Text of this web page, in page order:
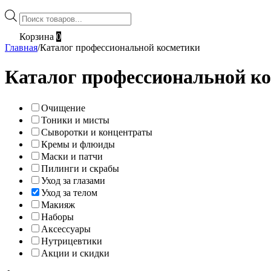
Поиск
товаров
Корзина 0
Главная/Каталог профессиональной косметики
Каталог профессиональной
Очищение
Тоники и мисты
Сыворотки и концентраты
Кремы и флюиды
Маски и патчи
Пилинги и скрабы
Уход за глазами
Уход за телом
Макияж
Наборы
Аксессуары
Нутрицевтики
Акции и скидки